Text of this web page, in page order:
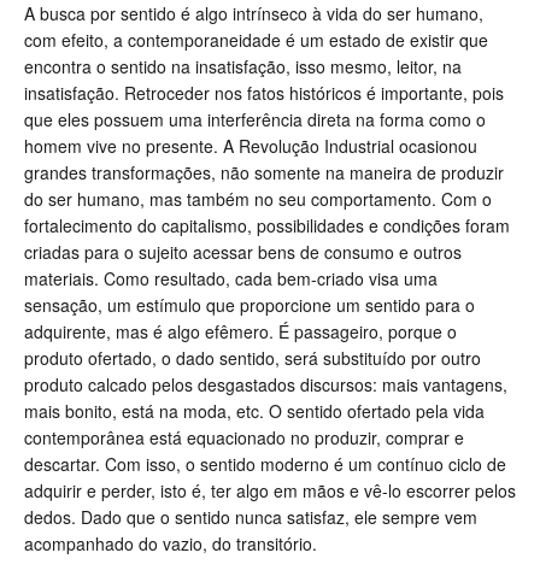
A busca por sentido é algo intrínseco à vida do ser humano,
com efeito, a contemporaneidade é um estado de existir que
encontra o sentido na insatisfação, isso mesmo, leitor, na
insatisfação. Retroceder nos fatos históricos é importante, pois
que eles possuem uma interferência direta na forma como o
homem vive no presente. A Revolução Industrial ocasionou
grandes transformações, não somente na maneira de produzir
do ser humano, mas também no seu comportamento. Com o
fortalecimento do capitalismo, possibilidades e condições foram
criadas para o sujeito acessar bens de consumo e outros
materiais. Como resultado, cada bem-criado visa uma
sensação, um estímulo que proporcione um sentido para o
adquirente, mas é algo efêmero. É passageiro, porque o
produto ofertado, o dado sentido, será substituído por outro
produto calcado pelos desgastados discursos: mais vantagens,
mais bonito, está na moda, etc. O sentido ofertado pela vida
contemporânea está equacionado no produzir, comprar e
descartar. Com isso, o sentido moderno é um contínuo ciclo de
adquirir e perder, isto é, ter algo em mãos e vê-lo escorrer pelos
dedos. Dado que o sentido nunca satisfaz, ele sempre vem
acompanhado do vazio, do transitório.